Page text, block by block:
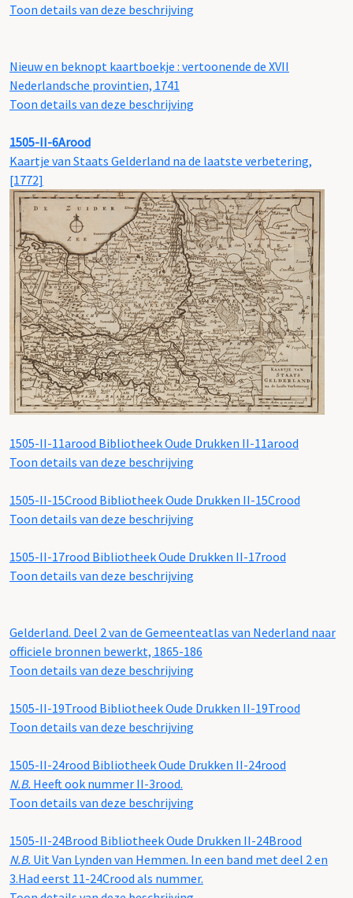
Toon details van deze beschrijving
Nieuw en beknopt kaartboekje : vertoonende de XVII
Nederlandsche provintien, 1741
Toon details van deze beschrijving
1505-II-6Arood
Kaartje van Staats Gelderland na de laatste verbetering,
[1772]
1505-II-11arood Bibliotheek Oude Drukken II-11arood
Toon details van deze beschrijving
1505-II-15Crood Bibliotheek Oude Drukken II-15Crood
Toon details van deze beschrijving
1505-II-17rood Bibliotheek Oude Drukken II-17rood
Toon details van deze beschrijving
Gelderland. Deel 2 van de Gemeenteatlas van Nederland naar
officiele bronnen bewerkt, 1865-186
Toon details van deze beschrijving
1505-II-19Trood Bibliotheek Oude Drukken II-19Trood
Toon details van deze beschrijving
1505-II-24rood Bibliotheek Oude Drukken II-24rood
N.B. Heeft ook nummer II-3rood.
Toon details van deze beschrijving
1505-II-24Brood Bibliotheek Oude Drukken II-24Brood
N.B. Uit Van Lynden van Hemmen. In een band met deel 2 en
3.Had eerst 11-24Crood als nummer.